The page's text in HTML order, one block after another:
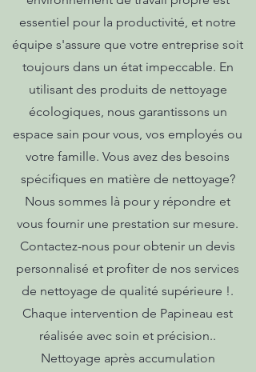
essentiel pour la productivité, et notre
équipe s'assure que votre entreprise soit
toujours dans un état impeccable. En
utilisant des produits de nettoyage
écologiques, nous garantissons un
espace sain pour vous, vos employés ou
votre famille. Vous avez des besoins
spécifiques en matière de nettoyage?
Nous sommes là pour y répondre et
vous fournir une prestation sur mesure.
Contactez-nous pour obtenir un devis
personnalisé et profiter de nos services
de nettoyage de qualité supérieure !.
Chaque intervention de Papineau est
réalisée avec soin et précision..
Nettoyage après accumulation